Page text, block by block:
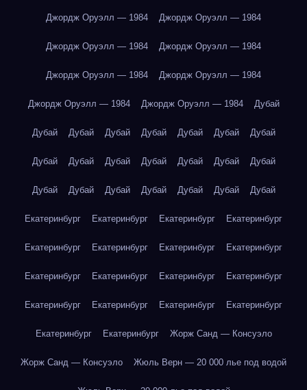
Джордж Оруэлл — 1984 Джордж Оруэлл — 1984
Джордж Оруэлл — 1984 Джордж Оруэлл — 1984
Джордж Оруэлл — 1984 Джордж Оруэлл — 1984
Джордж Оруэлл — 1984 Джордж Оруэлл — 1984 Дубай
Дубай Дубай Дубай Дубай Дубай Дубай Дубай
Дубай Дубай Дубай Дубай Дубай Дубай Дубай
Дубай Дубай Дубай Дубай Дубай Дубай Дубай
Екатеринбург Екатеринбург Екатеринбург Екатеринбург
Екатеринбург Екатеринбург Екатеринбург Екатеринбург
Екатеринбург Екатеринбург Екатеринбург Екатеринбург
Екатеринбург Екатеринбург Екатеринбург Екатеринбург
Екатеринбург Екатеринбург Жорж Санд — Консуэло
Жорж Санд — Консуэло Жюль Верн — 20 000 лье под водой